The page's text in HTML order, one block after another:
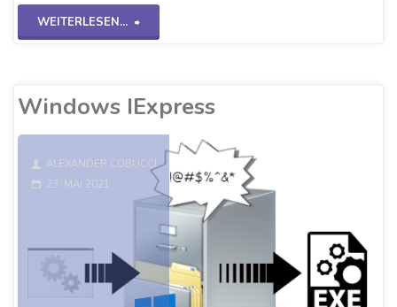
WEITERLESEN...
"Docker
Proxy"
Windows IExpress
ALEXANDER COBUCCI
23. MAI 2021